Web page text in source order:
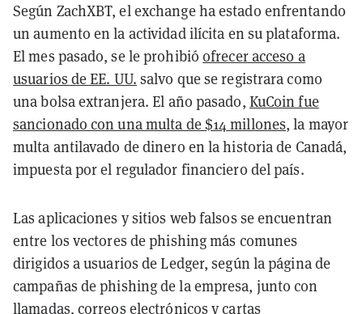
Según ZachXBT, el exchange ha estado enfrentando
un aumento en la actividad ilícita en su plataforma.
El mes pasado, se le prohibióofrecer acceso a
usuarios de EE. UU. salvo que se registrara como
una bolsa extranjera. El año pasado, KuCoin fue
sancionado con una multa de $14 millones, la mayor
multa antilavado de dinero en la historia de Canadá,
impuesta por el regulador financiero del país.
Las aplicaciones y sitios web falsos se encuentran
entre los vectores de phishing más comunes
dirigidos a usuarios de Ledger, según la página de
campañas de phishing de la empresa, junto con
llamadas, correos electrónicos y cartas